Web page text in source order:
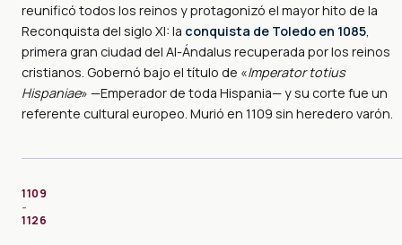
reunificó todos los reinos y protagonizó el mayor hito de la
Reconquista del siglo XI: la conquista de Toledo en 1085,
primera gran ciudad del Al-Ándalus recuperada por los reinos
cristianos. Gobernó bajo el título de «Imperator totius
Hispaniae» —Emperador de toda Hispania— y su corte fue un
referente cultural europeo. Murió en 1109 sin heredero varón.
1109
–
1126